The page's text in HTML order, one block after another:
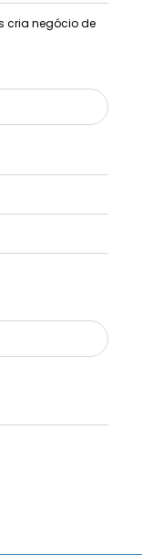
cria negócio de